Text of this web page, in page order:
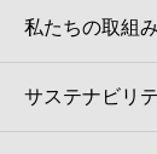
私たちの取組み
サステナビリ